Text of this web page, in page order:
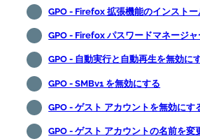
GPO - Firefox 拡張機能のインスト
GPO - Firefox パスワードマネージ
GPO - 自動実行と自動再生を無効に
GPO - SMBv1 を無効にする
GPO - ゲスト アカウントを無効にす
GPO - ゲスト アカウントの名前を変